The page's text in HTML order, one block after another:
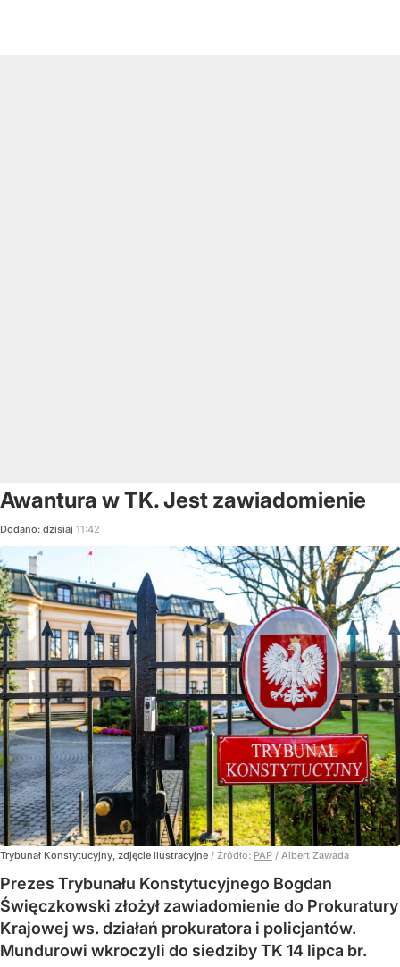
Awantura w TK. Jest zawiadomienie
Dodano: dzisiaj 11:42
Trybunał Konstytucyjny, zdjęcie ilustracyjne / Źródło: PAP / Albert Zawada
Prezes Trybunału Konstytucyjnego Bogdan
Święczkowski złożył zawiadomienie do Prokuratury
Krajowej ws. działań prokuratora i policjantów.
Mundurowi wkroczyli do siedziby TK 14 lipca br.